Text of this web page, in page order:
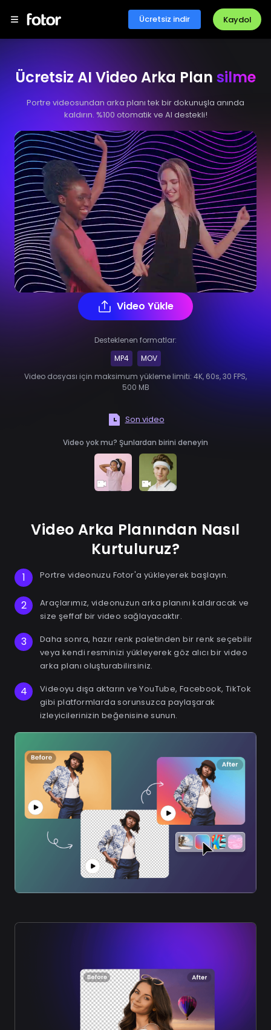
Ücretsiz indir Kaydol
Ücretsiz AI Video Arka Plan silme
Portre videosundan arka planı tek bir dokunuşla anında
kaldırın. %100 otomatik ve AI destekli!
Video Yükle
Desteklenen formatlar:
MP4
MOV
Video dosyası için maksimum yükleme limiti: 4K, 60s, 30 FPS,
500 MB
Son video
Video yok mu? Şunlardan birini deneyin
Video Arka Planından Nasıl
Kurtuluruz?
1 Portre videonuzu Fotor'a yükleyerek başlayın.
2
Araçlarımız, videonuzun arka planını kaldıracak ve
size şeffaf bir video sağlayacaktır.
3
Daha sonra, hazır renk paletinden bir renk seçebilir
veya kendi resminizi yükleyerek göz alıcı bir video
arka planı oluşturabilirsiniz.
4
Videoyu dışa aktarın ve YouTube, Facebook, TikTok
gibi platformlarda sorunsuzca paylaşarak
izleyicilerinizin beğenisine sunun.